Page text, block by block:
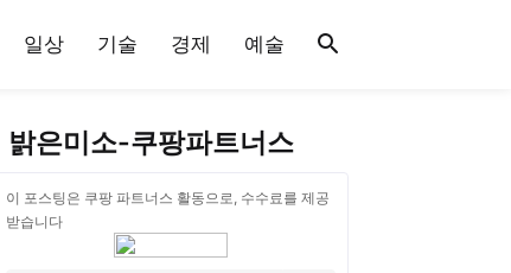
일상 기술 경제 예술
밝은미소-쿠팡파트너스
이 포스팅은 쿠팡 파트너스 활동으로, 수수료를 제공
받습니다